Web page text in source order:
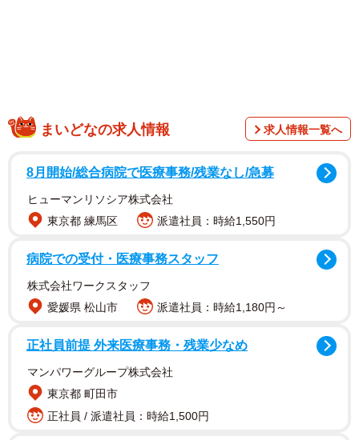
665グラムあります。ちなみにマンゴーの重量は約300グラム前後なの
で、めっちゃ立派な特大マンゴーにしか見えない……（画像提供：動物
美しいグリーンのツヤッとした果実らしき物体は、完熟前
のマンゴーのよう。重さは665グラムで大きいなぁ、羨まし
まいどなの求人情報 求人情報一覧へ
8月開始/総合病院で医療事務/残業なし/急募
ヒューマンリソシア株式会社
東京都 練馬区
派遣社員：時給1,550円
病院での受付・医療事務スタッフ
株式会社ワークスタッフ
愛媛県 松山市
派遣社員：時給1,180円～
正社員前提 外来医療事務・残業少なめ
マンパワーグループ株式会社
東京都 町田市
正社員 / 派遣社員：時給1,500円